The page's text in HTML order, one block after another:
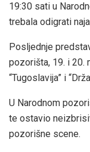
19:30 sati u
trebala odigrati
Posljednje
pozorišta, 19. i 20.
“Tugoslavija” i
U Narodnom
te ostavio
pozorišne scene.